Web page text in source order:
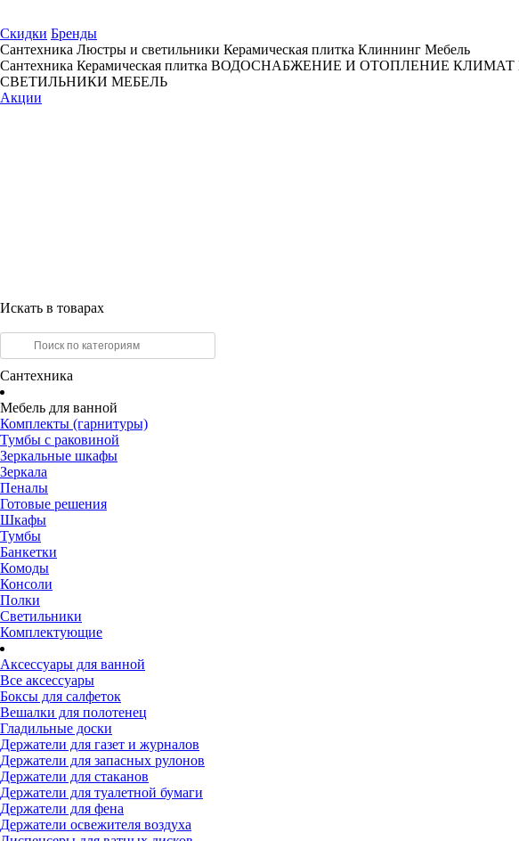
Скидки Бренды
Сантехника Люстры и светильники Керамическая плитка Клиннинг Мебель
Сантехника Керамическая плитка ВОДОСНАБЖЕНИЕ И ОТОПЛЕНИЕ КЛИМАТ
СВЕТИЛЬНИКИ МЕБЕЛЬ
Акции
Искать в товарах
Сантехника
Мебель для ванной
Комплекты (гарнитуры)
Тумбы с раковиной
Зеркальные шкафы
Зеркала
Пеналы
Готовые решения
Шкафы
Тумбы
Банкетки
Комоды
Консоли
Полки
Светильники
Комплектующие
Аксессуары для ванной
Все аксессуары
Боксы для салфеток
Вешалки для полотенец
Гладильные доски
Держатели для газет и журналов
Держатели для запасных рулонов
Держатели для стаканов
Держатели для туалетной бумаги
Держатели для фена
Держатели освежителя воздуха